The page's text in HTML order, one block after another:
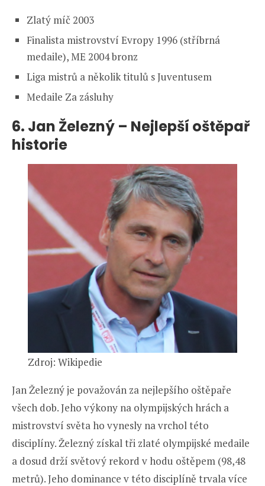
Zlatý míč 2003
Finalista mistrovství Evropy 1996 (stříbrná
medaile), ME 2004 bronz
Liga mistrů a několik titulů s Juventusem
Medaile Za zásluhy
6. Jan Železný – Nejlepší oštěpař
historie
Zdroj: Wikipedie
Jan Železný je považován za nejlepšího oštěpaře
všech dob. Jeho výkony na olympijských hrách a
mistrovství světa ho vynesly na vrchol této
disciplíny. Železný získal tři zlaté olympijské medaile
a dosud drží světový rekord v hodu oštěpem (98,48
metrů). Jeho dominance v této disciplíně trvala více